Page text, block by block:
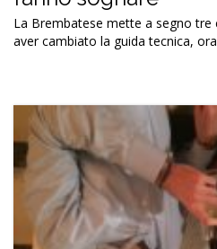
La Brembatese mette a segno
aver cambiato la guida tecnica,